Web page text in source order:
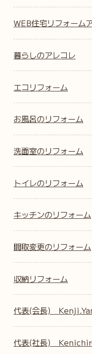
WEB住宅リフォー
暮らしのアレコレ
エコリフォーム
お風呂のリフォーム
洗面室のリフォーム
トイレのリフォーム
キッチンのリフォーム
間取変更のリフォーム
収納リフォーム
代表(会長)
代表(社長)